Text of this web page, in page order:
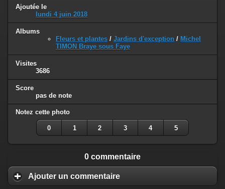
Ajoutée le
lundi 4 juin 2018
Albums
Fleurs et plantes / Jardins d'exception / Michel
TIMON Braye sous Faye
Visites
3686
Score
pas de note
Notez cette photo
0 1 2 3 4 5
0 commentaire
Ajouter un commentaire